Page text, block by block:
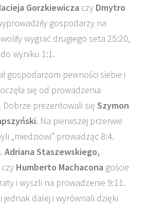
Gorzkiewicza czy Dmytro
gospodarzy na
wygrać drugiego seta 25:20,
wyniku 1:1.
gospodarzom pewności siebie i
się od prowadzenia
Dobrze prezentowali się Szymon
. Na pierwszej przerwie
„miedziowi” prowadząc 8:4.
Adriana Staszewskiego,
czy Humberto Machacona goście
i wyszli na prowadzenie 9:11.
jednak dalej i wyrównali dzięki